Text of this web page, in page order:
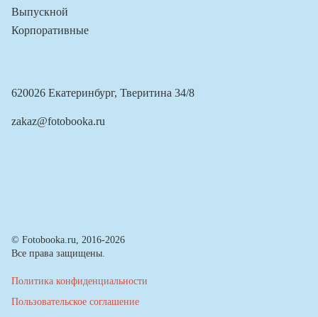
Выпускной
Корпоративные
620026 Екатеринбург, Тверитина 34/8
zakaz@fotobooka.ru
© Fotobooka.ru, 2016-2026
Все права защищены.
Политика конфиденциальности
Пользовательское соглашение